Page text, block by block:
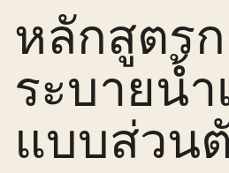
หลักสูตร
ระบายน้ำ
แบบส่วน